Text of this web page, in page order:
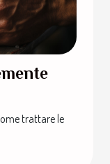
trattare le